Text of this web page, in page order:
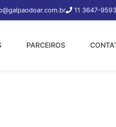
11 3647-9593
PARCEIROS